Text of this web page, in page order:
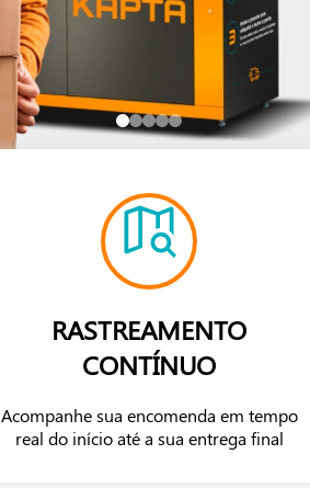
RASTREAMENTO
CONTÍNUO
Acompanhe sua encomenda em tempo
real do início até a sua entrega final